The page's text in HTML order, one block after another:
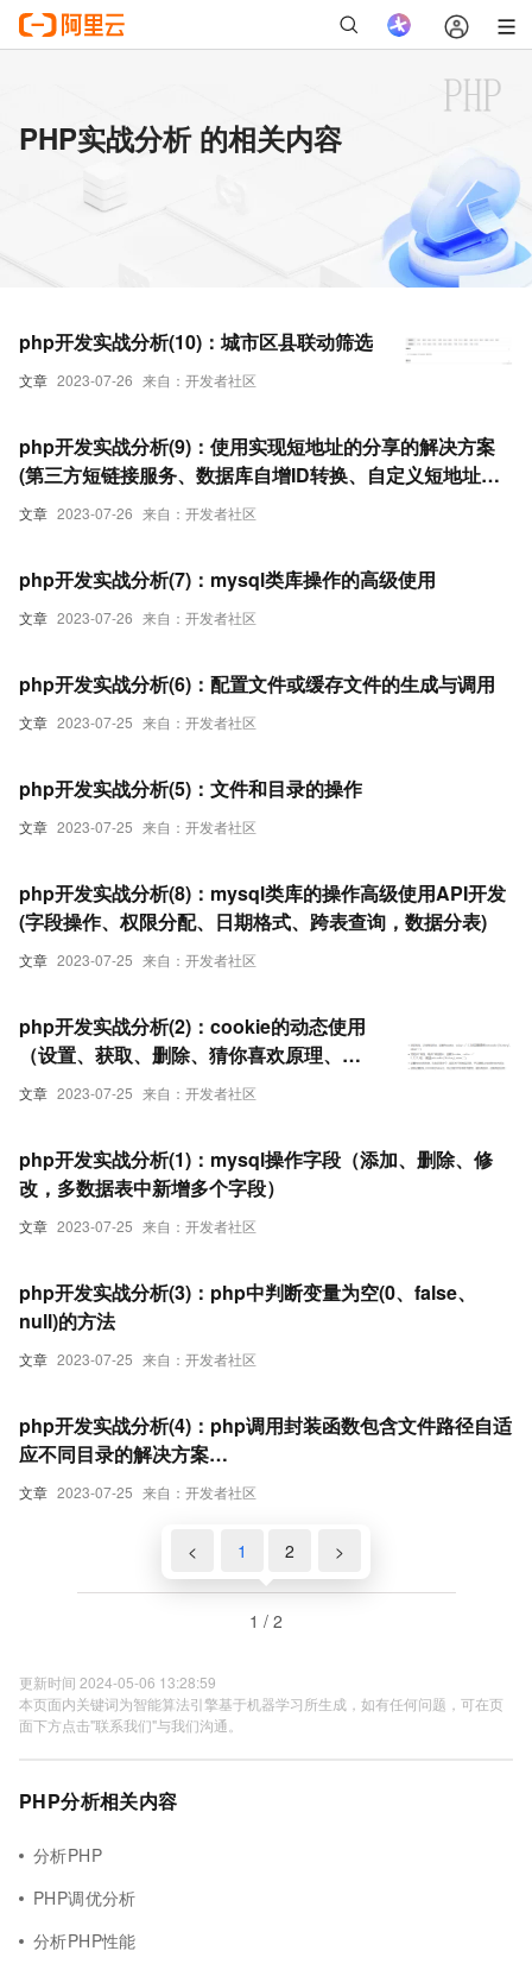
PHP实战分析 的相关内容
文章 2023-07-26 来自：开发者社区
php开发实战分析(10)：城市区县联动筛选
文章 2023-07-26 来自：开发者社区
php开发实战分析(9)：使用实现短地址的分享的解决方案
(第三方短链接服务、数据库自增ID转换、自定义短地址生
成算法、自增数字短码)
文章 2023-07-26 来自：开发者社区
php开发实战分析(7)：mysql类库操作的高级使用
文章 2023-07-25 来自：开发者社区
php开发实战分析(6)：配置文件或缓存文件的生成与调用
文章 2023-07-25 来自：开发者社区
php开发实战分析(5)：文件和目录的操作
文章 2023-07-25 来自：开发者社区
php开发实战分析(8)：mysql类库的操作高级使用API开发
(字段操作、权限分配、日期格式、跨表查询，数据分表)
文章 2023-07-25 来自：开发者社区
php开发实战分析(2)：cookie的动态使用
（设置、获取、删除、猜你喜欢原理、购
物车调用）
文章 2023-07-25 来自：开发者社区
php开发实战分析(1)：mysql操作字段（添加、删除、修
改，多数据表中新增多个字段）
文章 2023-07-25 来自：开发者社区
php开发实战分析(3)：php中判断变量为空(0、false、
null)的方法
文章 2023-07-25 来自：开发者社区
php开发实战分析(4)：php调用封装函数包含文件路径自适
应不同目录的解决方案
($_SERVER[‘DOCUMENT_ROOT‘]与__DIR__魔术常量)
< 1 2 >
1 / 2
更新时间 2024-05-06 13:28:59
本页面内关键词为智能算法引擎基于机器学习所生成，如有任何问题，可在页
面下方点击"联系我们"与我们沟通。
PHP分析相关内容
分析PHP
PHP调优分析
分析PHP性能